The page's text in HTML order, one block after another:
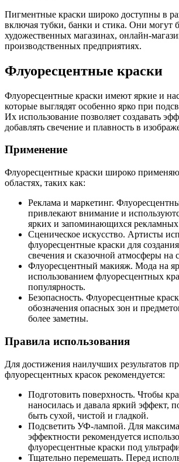
Пигментные краски широко доступны в
включая тубки, банки и стика. Они могут
художественных магазинах, онлайн-
производственных предприятиях.
Флуоресцентные краски
Флуоресцентные краски имеют яркие и
которые выглядят особенно ярко при
Их использование позволяет создавать
добавлять свечение и плавность в
Применение
Флуоресцентные краски широко
областях, таких как:
Реклама и маркетинг.
привлекают внимание и
ярких и запоминающихся рекламных
Сценическое искусство. Артисты
флуоресцентные краски для
свечения и сказочной атмосферы на
Флуоресцентный макияж. Мода на
использованием флуоресцентных
популярность.
Безопасность. Флуоресцентные
обозначения опасных зон и
более заметны.
Правила использования
Для достижения наилучших результатов
флуоресцентных красок рекомендуется:
Подготовить поверхность. Чтобы
наносилась и давала яркий эффект,
быть сухой, чистой и гладкой.
Подсветить УФ-лампой. Для
эффектности рекомендуется
флуоресцентные краски под
Тщательно перемешать. Перед